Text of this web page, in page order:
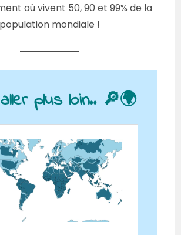
où vivent 50, 90 et 99% de la
population mondiale !
plus loin.. 🔎🌍